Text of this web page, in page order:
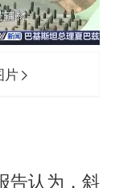
片
告认为，斜